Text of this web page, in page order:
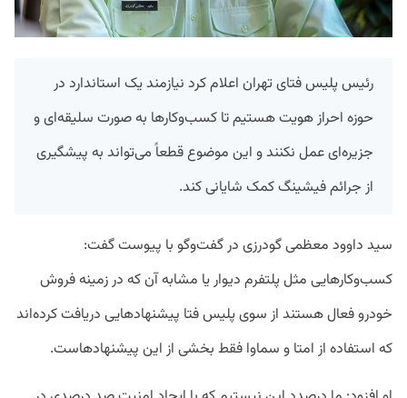
رئیس پلیس فتای تهران اعلام کرد نیازمند یک استاندارد در
حوزه احراز هویت هستیم تا کسب‌وکارها به صورت سلیقه‌ای و
جزیره‌ای عمل نکنند و این موضوع قطعاً می‌تواند به پیشگیری
از جرائم فیشینگ کمک شایانی کند.
سید داوود معظمی گودرزی در گفت‌وگو با پیوست گفت:
کسب‌وکارهایی مثل پلتفرم دیوار یا مشابه آن که در زمینه فروش
خودرو فعال هستند از سوی پلیس فتا پیشنهادهایی دریافت کرده‌اند
که استفاده از امتا و سماوا فقط بخشی از این پیشنهادهاست.